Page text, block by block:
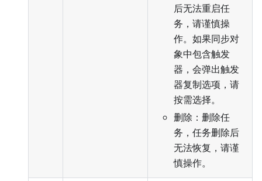
后无法重启任
务，请谨慎操
作。如果同步对
象中包含触发
器，会弹出触发
器复制选项，请
按需选择。
删除：删除任
务，任务删除后
无法恢复，请谨
慎操作。